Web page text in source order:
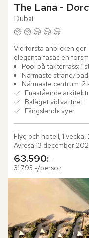
The Lana -
Dubai
Vid första anblicken
eleganta fasad en
inuti. Steg för steg
Pool på takterrass: 1 st
Närmaste strand/
Närmaste centrum: 2
Enastående
Beläget vid vattnet
Fängslande vyer
Flyg och hotell, 1 vecka,
Avresa 13 december
63.590:-
31.795:-/person